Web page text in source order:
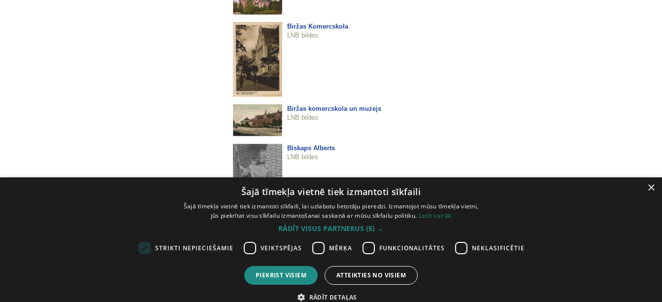
Biržas Komercskola
LNB bildes
Biržas komercskola un muzejs
LNB bildes
Bīskaps Alberts
LNB bildes
LNB bildes
iepriekšējā lapa 6 7 8 9 10 11 12 13 14 15 17
×
Šajā tīmekļa vietnē tiek izmantoti sīkfaili
Šajā tīmekļa vietnē tiek izmantoti sīkfaili, lai uzlabotu lietotāju pieredzi. Izmantojot mūsu tīmekļa vietni,
jūs piekrītat visu sīkfailu izmantošanai saskaņā ar mūsu sīkfailu politiku. Lasīt vairāk
RĀDĪT VISUS PARTNERUS (5) →
STRIKTI NEPIECIEŠAMIE VEIKTSPĒJAS MĒRĶA FUNKCIONALITĀTES NEKLASIFICĒTIE
PIEKRIST VISIEM ATTEIKTIES NO VISIEM
RĀDĪT DETAĻAS